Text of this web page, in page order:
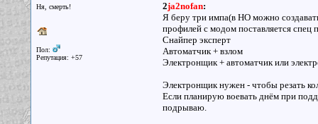
Ня, смерть!
Пол:
Репутация: +57
2ja2nofan:
Я беру три импа(в НО можно
профилей с модом поставляется спец
Снайпер эксперт
Автоматчик + взлом
Электронщик + автоматчик или
Электронщик нужен - чтобы резать
Если планирую воевать днём при
подрываю.